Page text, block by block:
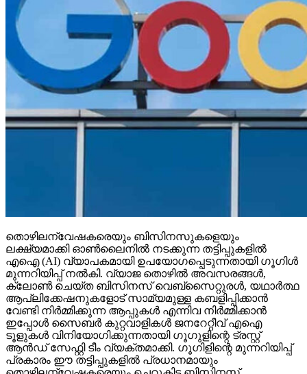
തൊഴിലന്വേഷകരെയും ബിസിനസുകളെയും
ലക്ഷ്യമാക്കി ഓണ്‍ലൈനില്‍ നടക്കുന്ന തട്ടിപ്പുകളില്‍
എഐ (AI) വ്യാപകമായി ഉപയോഗപ്പെടുന്നതായി ഗൂഗിള്‍
മുന്നറിയിപ്പ് നല്‍കി. വ്യാജ തൊഴില്‍ അവസരങ്ങള്‍,
ക്ലോണ്‍ ചെയ്ത ബിസിനസ് വെബ്‌സൈറ്റുരള്‍, യഥാര്‍ത്ഥ
ആപ്ലിക്കേഷനുകളോട് സാമ്യമുള്ള കബളിപ്പിക്കാന്‍
വേണ്ടി നിര്‍മ്മിക്കുന്ന ആപ്പുകള്‍ എന്നിവ നിര്‍മ്മിക്കാന്‍
ഇപ്പോള്‍ സൈബര്‍ കുറ്റവാളികള്‍ ജനറേറ്റീവ് എഐ
ടൂളുകള്‍ വിനിയോഗിക്കുന്നതായി ഗൂഗുളിന്റെ ട്രസ്റ്റ്
ആന്‍ഡ് സേഫ്റ്റി ടീം വ്യക്തമാക്കി. ഗൂഗിളിന്റെ മുന്നറിയിപ്പ്
പ്രകാരം ഈ തട്ടിപ്പുകളില്‍ പ്രധാനമായും